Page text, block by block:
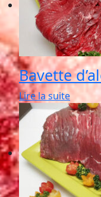
Bavette
Lire la suite